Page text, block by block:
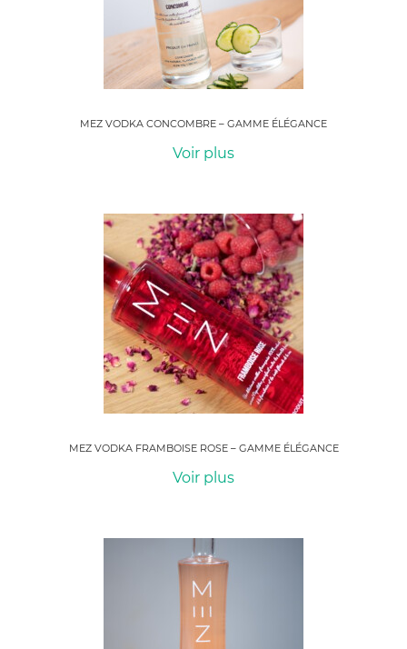
MEZ VODKA CONCOMBRE – GAMME ÉLÉGANCE
Voir plus
MEZ VODKA FRAMBOISE ROSE – GAMME ÉLÉGANCE
Voir plus